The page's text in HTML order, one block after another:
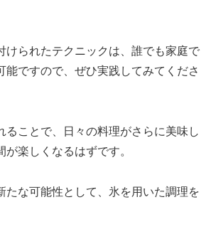
けられたテクニックは、誰でも家庭で
能ですので、ぜひ実践してみてくださ
ることで、日々の料理がさらに美味し
が楽しくなるはずです。
たな可能性として、氷を用いた調理を